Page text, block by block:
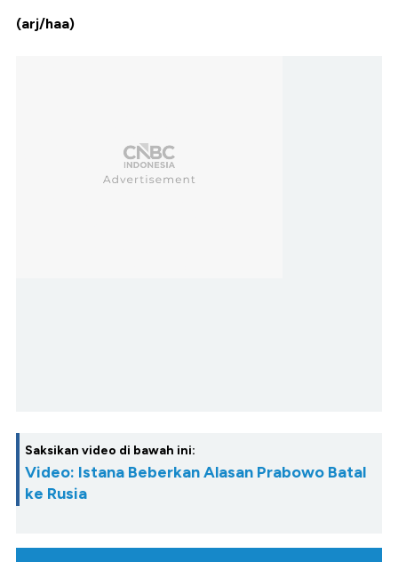
(arj/haa)
Saksikan video di bawah ini:
Video: Istana Beberkan Alasan Prabowo Batal
ke Rusia